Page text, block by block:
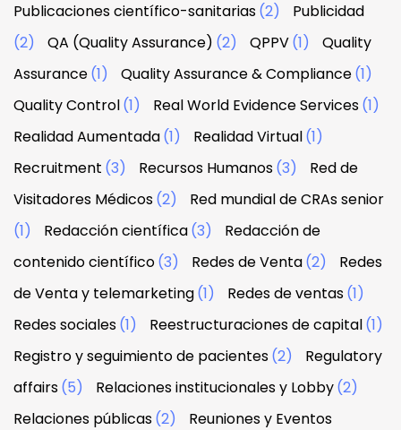
Publicaciones científico-sanitarias(2)
Publicidad
(2)
QA (Quality Assurance) (2) QPPV(1)
Quality
Assurance(1) Quality Assurance & Compliance(1)
Quality Control(1) Real World Evidence Services(1)
Realidad Aumentada(1) Realidad Virtual(1)
Recruitment (3) Recursos Humanos(3)
Red de
Visitadores Médicos(2)
Red mundial de CRAs senior
(1)
Redacción científica(3)
Redacción de
contenido científico(3) Redes de Venta(2)
Redes
de Venta y telemarketing(1) Redes de ventas(1)
Redes sociales(1) Reestructuraciones de capital(1)
Registro y seguimiento de pacientes(2)
Regulatory
affairs(5) Relaciones institucionales y Lobby(2)
Relaciones públicas(2)
Reuniones y Eventos